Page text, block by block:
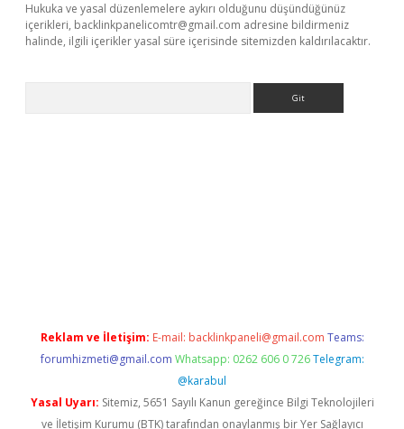
Hukuka ve yasal düzenlemelere aykırı olduğunu düşündüğünüz
içerikleri, backlinkpanelicomtr@gmail.com adresine bildirmeniz
halinde, ilgili içerikler yasal süre içerisinde sitemizden kaldırılacaktır.
Reklam ve İletişim: E-mail: backlinkpaneli@gmail.com Teams:
forumhizmeti@gmail.com Whatsapp: 0262 606 0 726 Telegram:
@karabul
Yasal Uyarı: Sitemiz, 5651 Sayılı Kanun gereğince Bilgi Teknolojileri
ve İletişim Kurumu (BTK) tarafından onaylanmış bir Yer Sağlayıcı